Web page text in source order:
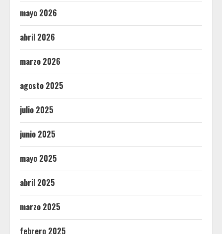
mayo 2026
abril 2026
marzo 2026
agosto 2025
julio 2025
junio 2025
mayo 2025
abril 2025
marzo 2025
febrero 2025